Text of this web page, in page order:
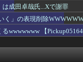
ドローン輸出禁止す...
「あり得ないほ...
される
」 消費減税への主...
もないのに...
「ニアミスではな...
は成田卓哉氏...Xで謝罪
く」の表現削除
wwwwwww 【